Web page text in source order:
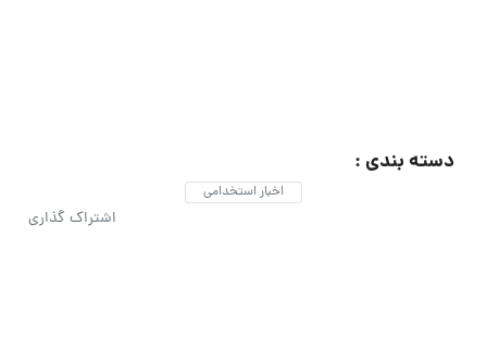
دسته بندی :
اخبار استخدامی
اشتراک گذاری